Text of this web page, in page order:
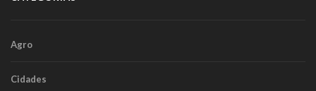
Agro
Cidades